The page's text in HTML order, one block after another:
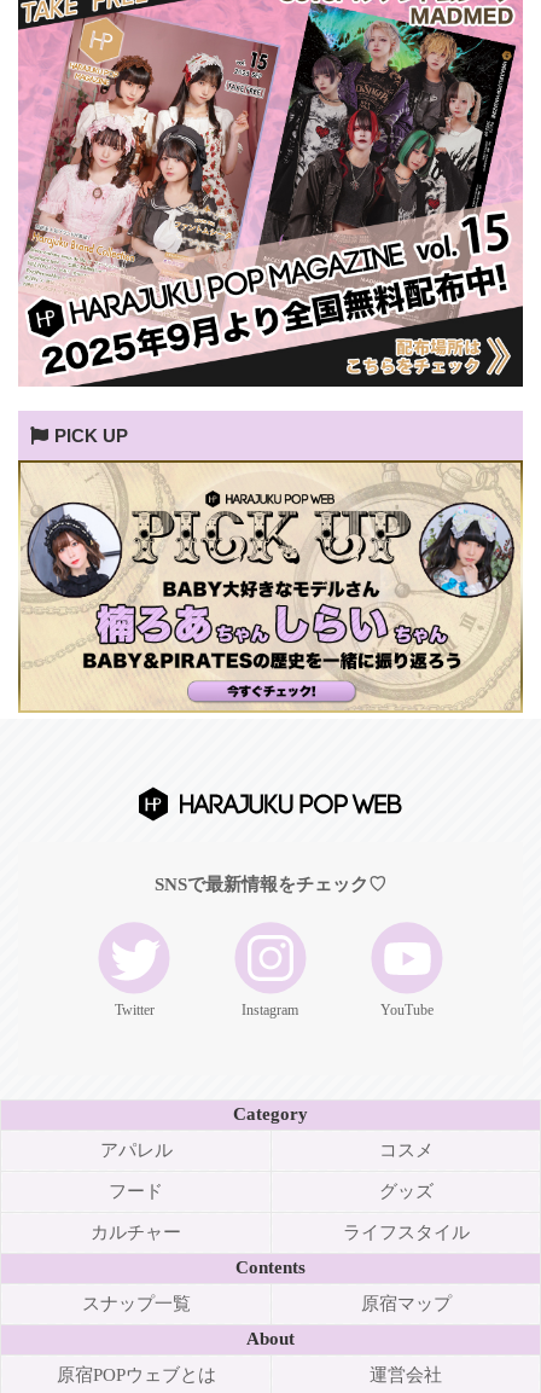
PICK UP
SNSで最新情報をチェック♡
Twitter Instagram YouTube
Category
アパレル
コスメ
フード グッズ
カルチャー
ライフスタイル
Contents
スナップ一覧
原宿マップ
About
原宿POPウェブとは
運営会社